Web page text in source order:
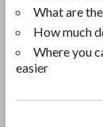
What are
How much
Where you
easier